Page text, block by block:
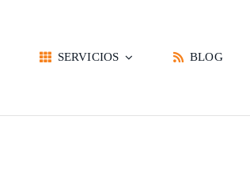
SERVICIOS BLOG